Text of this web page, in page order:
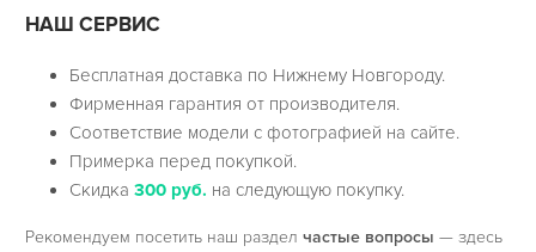
НАШ СЕРВИС
Бесплатная доставка по Нижнему Новгороду.
Фирменная гарантия от производителя.
Соответствие модели с фотографией на сайте.
Примерка перед покупкой.
Скидка300 руб. на следующую покупку.
Рекомендуем посетить наш раздел частые вопросы — здесь